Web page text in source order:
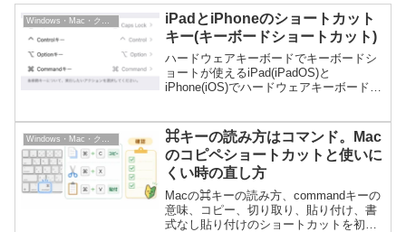
iPadとiPhoneのショートカット
キー(キーボードショートカット)
ハードウェアキーボードでキーボードシ
ョートが使えるiPad(iPadOS)と
iPhone(iOS)でハードウェアキーボード
ドショートカット...
Windows・Mac・クラウドPC
⌘キーの読み方はコマンド。Mac
のコピペショートカットと使いに
くい時の直し方
Macの⌘キーの読み方、commandキーの
意味、コピー、切り取り、貼り付け、書
式なし貼り付けのショートカットを初心